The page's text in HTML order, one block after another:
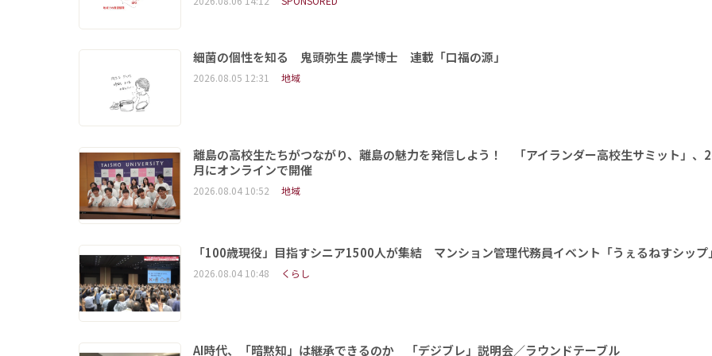
細菌の個性を知る 鬼頭弥生 農学博士 連載「口福の源」
2026.08.05 12:31 地域
離島の高校生たちがつながり、離島の魅力を発信しよう！ 「アイランダー高校生サミット」、
月にオンラインで開催
2026.08.04 10:52 地域
「100歳現役」目指すシニア1500人が集結 マンション管理代務員イベント「うぇるねすシップ」
2026.08.04 10:48 くらし
AI時代、「暗黙知」は継承できるのか 「デジブレ」説明会／ラウンドテーブル